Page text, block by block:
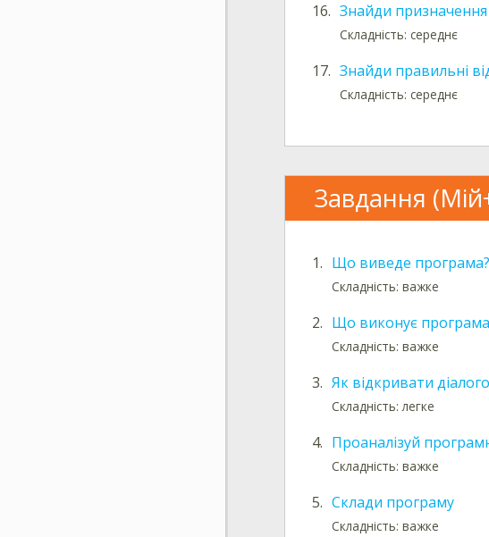
16. Знайди
Складність: середнє
17. Знайди правильні
Складність: середнє
Завдання
1. Що виведе програма?
Складність: важке
2. Що виконує
Складність: важке
3. Як відкривати
Складність: легке
4. Проаналізуй
Складність: важке
5. Склади програму
Складність: важке